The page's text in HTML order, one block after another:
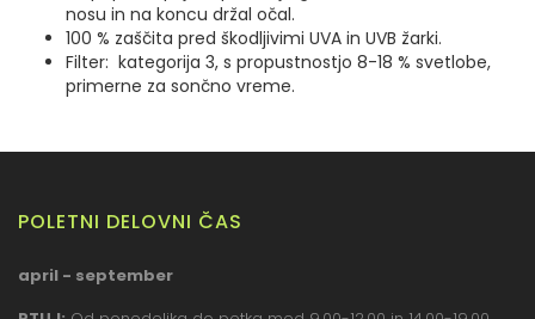
nosu in na koncu držal očal.
100 % zaščita pred škodljivimi UVA in UVB žarki.
Filter: kategorija 3, s propustnostjo 8-18 % svetlobe,
primerne za sončno vreme.
POLETNI DELOVNI ČAS
april - september